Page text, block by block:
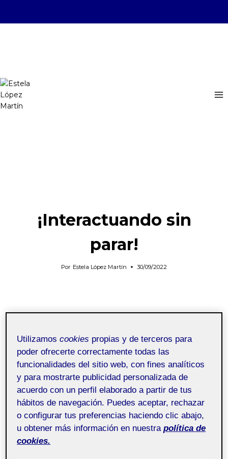
¡Interactuando sin
parar!
Por Estela López Martín 30/09/2022
Diseño de Int.
Procesos Métodos y
Pública
Ejercicio introductorio de la asignatura deDiseño de
Interacciónen el que haré un breve análisis de dos
interfaces analógicas con las que interactúo
habitualmente.
Utilizamoscookies propias y de terceros para
poder ofrecerte correctamente todas las
funcionalidades del sitio web, con fines analíticos
y para mostrarte publicidad personalizada de
acuerdo con un perfil elaborado a partir de tus
hábitos de navegación. Puedes aceptar, rechazar
o configurar tus preferencias haciendo clic abajo,
u obtener más información en nuestra política de
cookies.